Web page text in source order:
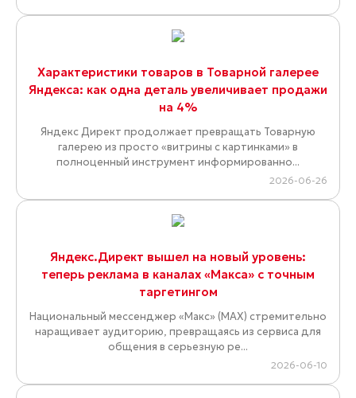
Характеристики товаров в Товарной галерее
Яндекса: как одна деталь увеличивает продажи
на 4%
Яндекс Директ продолжает превращать Товарную
галерею из просто «витрины с картинками» в
полноценный инструмент информированно...
2026-06-26
Яндекс.Директ вышел на новый уровень:
теперь реклама в каналах «Макса» с точным
таргетингом
Национальный мессенджер «Макс» (MAX) стремительно
наращивает аудиторию, превращаясь из сервиса для
общения в серьезную ре...
2026-06-10